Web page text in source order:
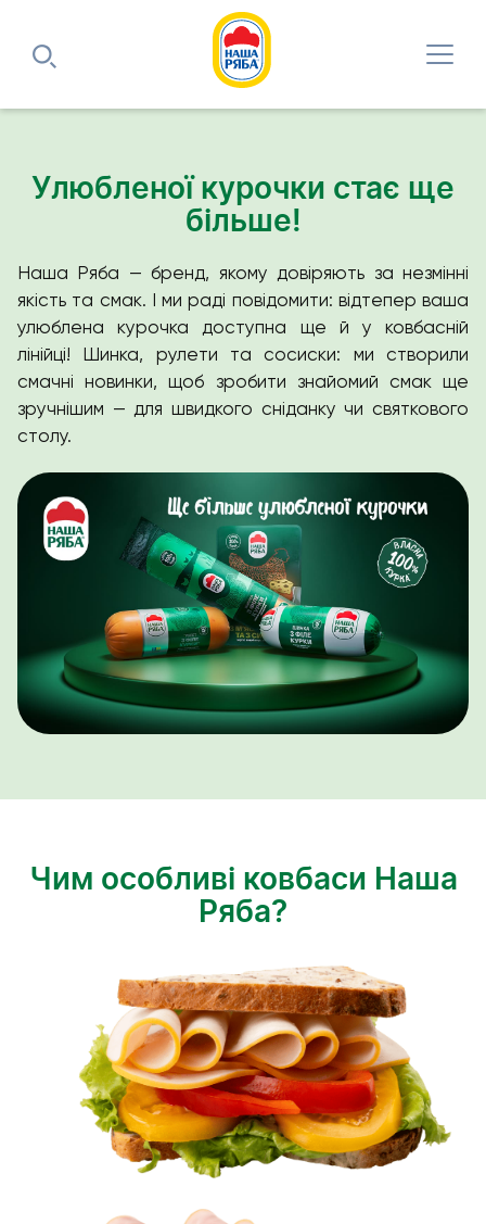
Улюбленої курочки стає ще
більше!
Наша Ряба — бренд, якому довіряють за незмінні
якість та смак. І ми раді повідомити: відтепер ваша
улюблена курочка доступна ще й у ковбасній
лінійці! Шинка, рулети та сосиски: ми створили
смачні новинки, щоб зробити знайомий смак ще
зручнішим — для швидкого сніданку чи святкового
столу.
Чим особливі ковбаси Наша
Ряба?